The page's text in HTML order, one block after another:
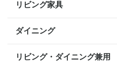
リビング家具
ダイニング
リビング・ダイニング兼用